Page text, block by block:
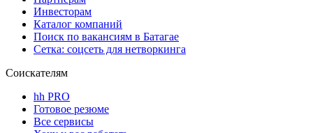
Инвесторам
Каталог компаний
Поиск по вакансиям в Батагае
Сетка: соцсеть для нетворкинга
Соискателям
hh PRO
Готовое резюме
Все сервисы